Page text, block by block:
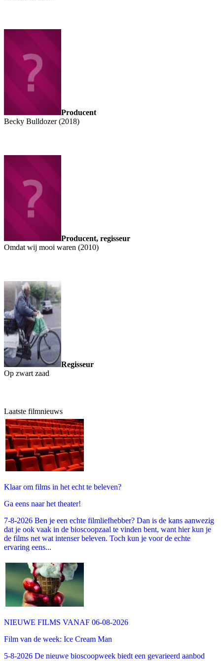
Producent
Becky Bulldozer (2018)
Producent, regisseur
Omdat wij mooi waren (2010)
Regisseur
Op zwart zaad
Laatste filmnieuws
Klaar om films in het echt te beleven?
Ga eens naar het theater!
7-8-2026 Ben je een echte filmliefhebber? Dan is de kans aanwezig
dat je ook vaak in de bioscoopzaal te vinden bent, want hier kun je
de films net wat intenser beleven. Toch kun je voor de echte
ervaring eens...
NIEUWE FILMS VANAF 06-08-2026
Film van de week: Ice Cream Man
5-8-2026 De nieuwe bioscoopweek biedt een gevarieerd aanbod